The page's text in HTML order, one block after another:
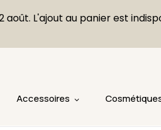
Accessoires
août. L'ajout au panier est